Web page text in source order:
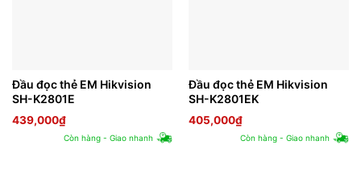
Đầu đọc thẻ EM Hikvision
SH-K2801E
439,000₫
Còn hàng - Giao nhanh
Đầu đọc thẻ EM Hikvision
SH-K2801EK
405,000₫
Còn hàng - Giao nhanh